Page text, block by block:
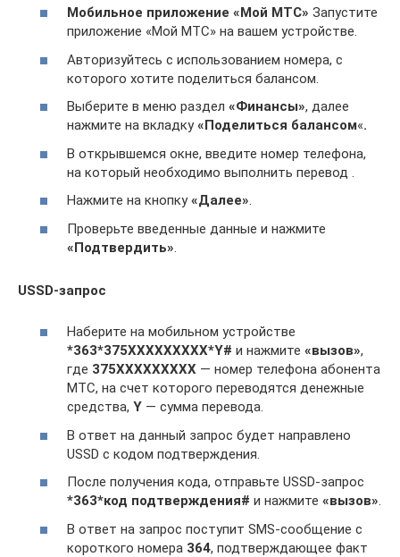
Мобильное приложение «Мой МТС» Запустите
приложение «Мой МТС» на вашем устройстве.
Авторизуйтесь с использованием номера, с
которого хотите поделиться балансом.
Выберите в меню раздел «Финансы», далее
нажмите на вкладку«Поделиться балансом«.
В открывшемся окне, введите номер телефона,
на который необходимо выполнить перевод .
Нажмите на кнопку«Далее».
Проверьте введенные данные и нажмите
«Подтвердить»
USSD-запрос
Наберите на мобильном устройстве
*363*375XXXXXXXXX*Y# и нажмите «вызов»,
где 375ХХХХХХХХХ — номер телефона абонента
МТС, на счет которого переводятся денежные
средства, Y — сумма перевода.
В ответ на данный запрос будет направлено
USSD с кодом подтверждения.
После получения кода, отправьте USSD-запрос
*363*код подтверждения# и нажмите «вызов».
В ответ на запрос поступит SMS-сообщение с
короткого номера 364, подтверждающее факт